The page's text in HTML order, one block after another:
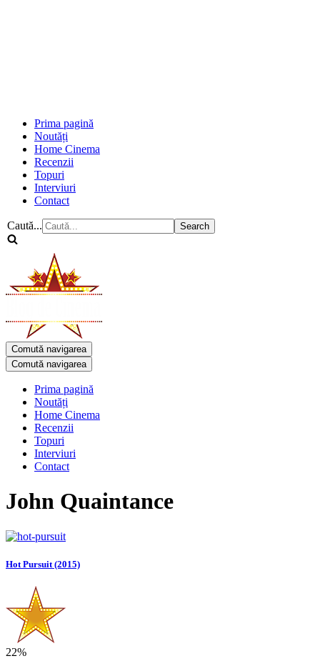
Prima pagină
Noutăți
Home Cinema
Recenzii
Topuri
Interviuri
Contact
Caută...
Comută navigarea
Comută navigarea
Prima pagină
Noutăți
Home Cinema
Recenzii
Topuri
Interviuri
Contact
John Quaintance
Hot Pursuit (2015)
22%